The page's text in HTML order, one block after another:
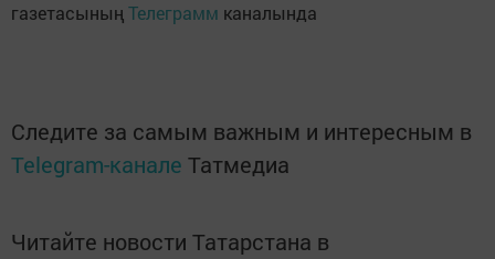
газетасыныңТелеграмм каналында
Следите за самым важным и интересным в
Telegram-канале Татмедиа
Читайте новости Татарстана в